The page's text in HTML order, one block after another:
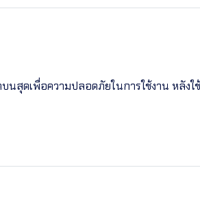
ดเพื่อความปลอดภัยในการใช้งาน หลังใ